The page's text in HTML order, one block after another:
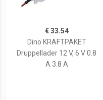
€ 33.54
Dino KRAFTPAKET
Druppellader 12 V, 6 V 0.8
A 3.8 A